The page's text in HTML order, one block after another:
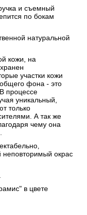
и съемный
по бокам
натуральной
кожи, на
участки кожи
общего фона - это
процессе
уникальный,
только
А так же
чему она
неповторимый окрас
в цвете